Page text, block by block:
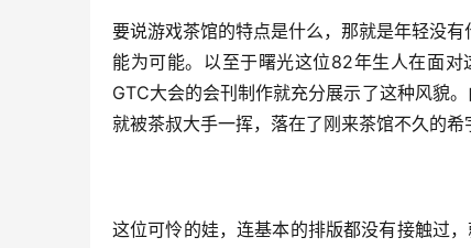
要说游戏茶馆的特点是什么，那就是年轻没
能为可能。以至于曙光这位82年生人在面
GTC大会的会刊制作就充分展示了这种风貌
就被茶叔大手一挥，落在了刚来茶馆不久的希
这位可怜的娃，连基本的排版都没有接触过